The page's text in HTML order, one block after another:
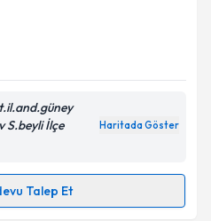
ilişkin
kişisel verilerimin belirtilen
S.beyli İlçe
Haritada Göster
Talep Et